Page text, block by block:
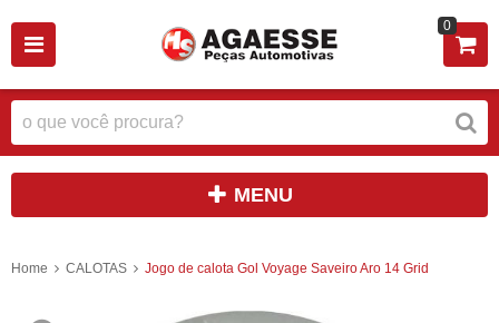
0
MENU
Home CALOTAS Jogo de calota Gol Voyage Saveiro Aro 14 Grid